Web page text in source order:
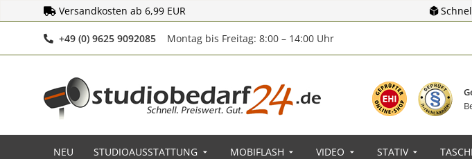
Versandkosten ab 6,99 EUR
+49 (0) 9625 9092085Telefonnummer
Montag bis Freitag: 8:00 – 14:00 Uhr
NEU STUDIOAUSSTATTUNG MOBIFLASH VIDEO STATIV